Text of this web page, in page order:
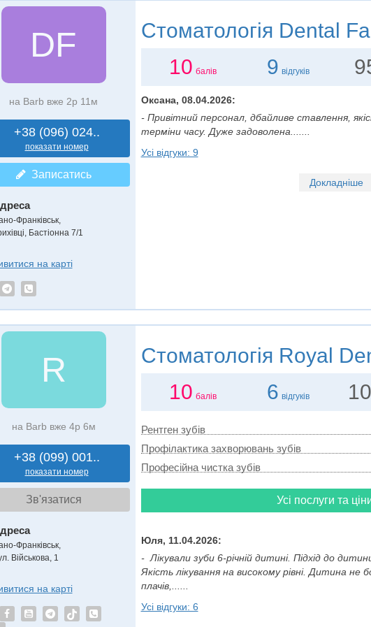
DF
на Barb вже 2р 11м
+38 (096) 024..
показати номер
Записатись
Франківськ,
Бастіонна 7/1
на карті
Стоматологія Dental
10 балів 9 відгуків
Оксана, 08.04.2026:
- Привітний персонал, дбайливе ставлення,
терміни часу. Дуже задоволена.......
Усі відгуки: 9
Докладніше
R
на Barb вже 4р 6м
+38 (099) 001..
показати номер
Зв'язатися
Франківськ,
Військова, 1
на карті
Стоматологія Royal
10 балів 6 відгуків
Рентген зубів
Профілактика захворювань зубів
Професійна чистка зубів
Усі послуги та
Юля, 11.04.2026:
- Лікували зуби 6-річній дитині. Підхід до
Якість лікування на високому рівні. Дитина не
плачів,......
Усі відгуки: 6